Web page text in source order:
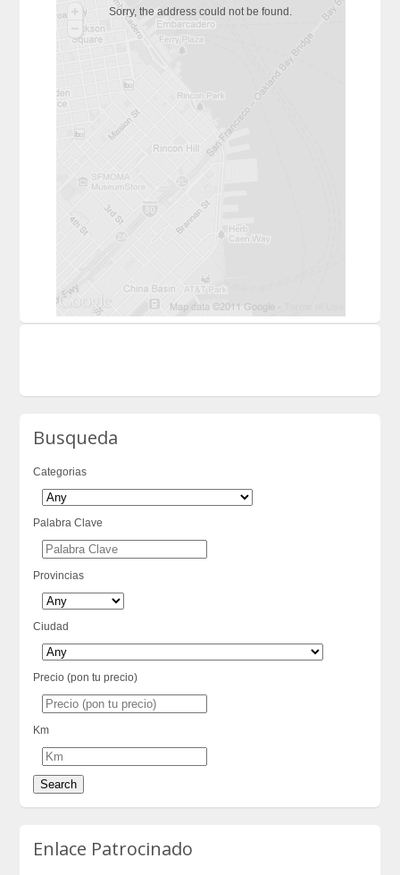
Sorry, the address could not be found.
Busqueda
Categorias
Palabra Clave
Provincias
Ciudad
Precio (pon tu precio)
Km
Enlace Patrocinado